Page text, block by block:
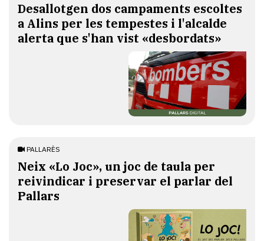
​Desallotgen dos campaments escoltes
a Alins per les tempestes i l'alcalde
alerta que s'han vist «desbordats»
PALLARÈS
​Neix «Lo Joc», un joc de taula per
reivindicar i preservar el parlar del
Pallars